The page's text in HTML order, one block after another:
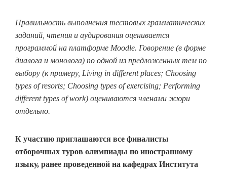
Правильность выполнения тестовых грамматических
заданий, чтения и аудирования оценивается
программой на платформе Moodle. Говорение (в форме
диалога и монолога) по одной из предложенных тем по
выбору (к примеру, Living in different places; Choosing
types of resorts; Choosing types of exercising; Performing
different types of work) оцениваются членами жюри
отдельно.
К участию приглашаются все финалисты
отборочных туров олимпиады по иностранному
языку, ранее проведенной на кафедрах Института